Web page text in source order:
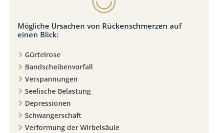
Mögliche Ursachen von Rückenschmerzen auf
einen Blick:
Gürtelrose
Bandscheibenvorfall
Verspannungen
Seelische Belastung
Depressionen
Schwangerschaft
Verformung der Wirbelsäule